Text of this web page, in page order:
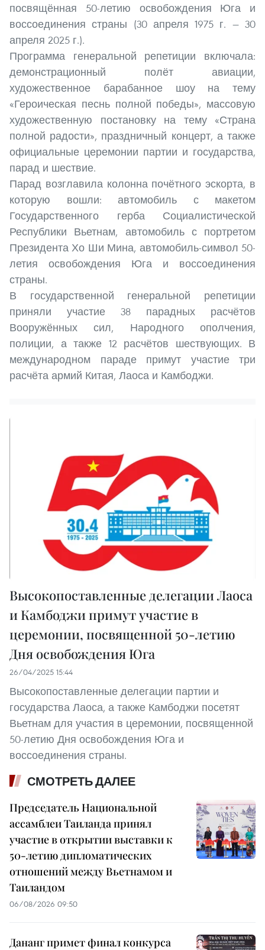
посвящённая 50-летию освобождения Юга и
воссоединения страны (30 апреля 1975 г. — 30
апреля 2025 г.).
Программа генеральной репетиции включала:
демонстрационный полёт авиации,
художественное барабанное шоу на тему
«Героическая песнь полной победы», массовую
художественную постановку на тему «Страна
полной радости», праздничный концерт, а также
официальные церемонии партии и государства,
парад и шествие.
Парад возглавила колонна почётного эскорта, в
которую вошли: автомобиль с макетом
Государственного герба Социалистической
Республики Вьетнам, автомобиль с портретом
Президента Хо Ши Мина, автомобиль-символ 50-
летия освобождения Юга и воссоединения
страны.
В государственной генеральной репетиции
приняли участие 38 парадных расчётов
Вооружённых сил, Народного ополчения,
полиции, а также 12 расчётов шествующих. В
международном параде примут участие три
расчёта армий Китая, Лаоса и Камбоджи.
Высокопоставленные делегации Лаоса
и Камбоджи примут участие в
церемонии, посвященной 50-летию
Дня освобождения Юга
26/04/2025 15:44
Высокопоставленные делегации партии и
государства Лаоса, а также Камбоджи посетят
Вьетнам для участия в церемонии, посвященной
50-летию Дня освобождения Юга и
воссоединения страны.
СМОТРЕТЬ ДАЛЕЕ
Председатель Национальной
ассамблеи Таиланда принял
участие в открытии выставки к
50-летию дипломатических
отношений между Вьетнамом и
Таиландом
06/08/2026 09:50
Дананг примет финал конкурса